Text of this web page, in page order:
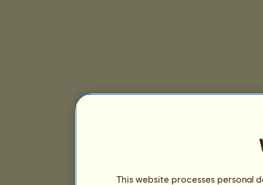
This website processes personal